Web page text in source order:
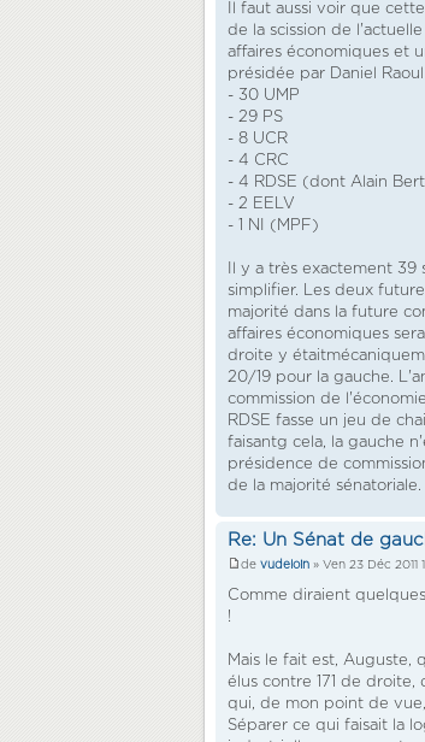
Il faut aussi voir que
de la scission de
affaires économiques et
présidée par Daniel
- 30 UMP
- 29 PS
- 8 UCR
- 4 CRC
- 4 RDSE (dont Alain
- 2 EELV
- 1 NI (MPF)
Il y a très exactement
simplifier. Les deux
majorité dans la future
affaires économiques
droite y
20/19 pour la gauche.
commission de
RDSE fasse un jeu de
faisantg cela, la gauche
présidence de
de la majorité sénatoriale.
Re: Un Sénat de
de vudeloin » Ven 23 Déc 2011
Comme diraient
!
Mais le fait est, Auguste,
élus contre 171 de
qui, de mon point de
Séparer ce qui faisait la